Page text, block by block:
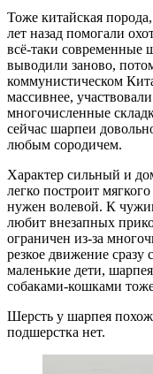
Тоже китайская
лет назад помогали
всё-таки современные
выводили заново,
коммунистическом
массивнее,
многочисленные
сейчас шарпеи
любым сородичем.
Характер сильный и
легко построит
нужен волевой. К
любит внезапных
ограничен из-за
резкое движение сразу
маленькие дети,
собаками-кошками
Шерсть у шарпея
подшерстка нет.